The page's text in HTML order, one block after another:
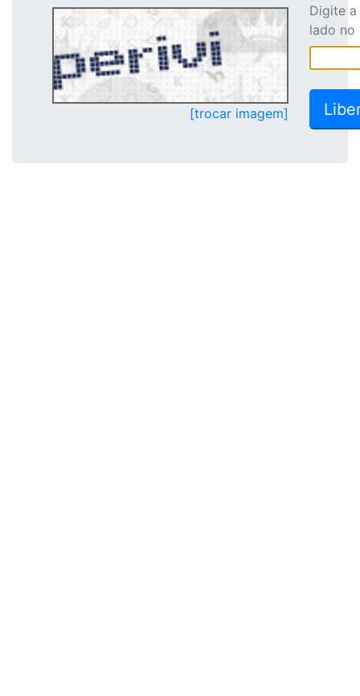
[trocar imagem]
Digite
lado no